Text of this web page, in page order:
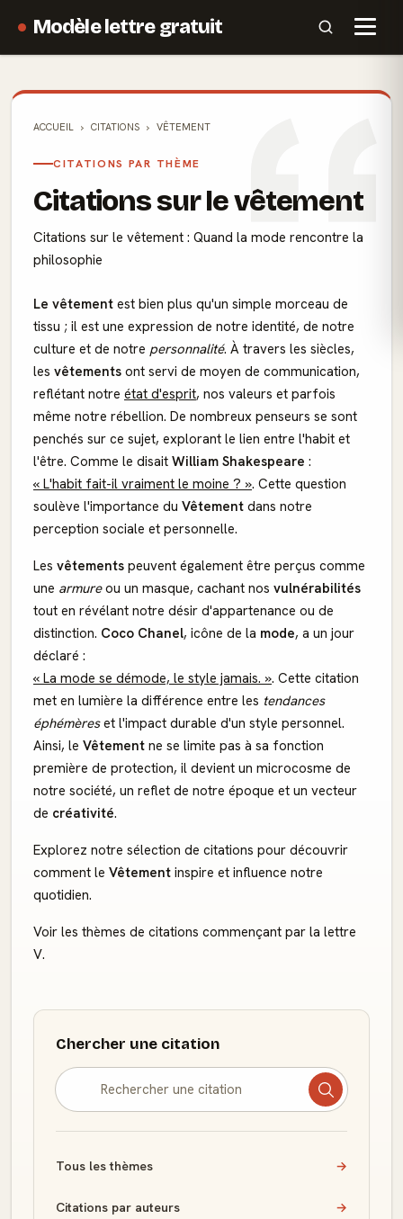
Modèle lettre gratuit
ACCUEIL CITATIONS VÊTEMENT
CITATIONS PAR THÈME
Citations sur le vêtement
Citations sur le vêtement : Quand la mode rencontre la
philosophie
Le vêtement est bien plus qu'un simple morceau de
tissu ; il est une expression de notre identité, de notre
culture et de notre personnalité. À travers les siècles,
les vêtements ont servi de moyen de communication,
reflétant notre état d'esprit, nos valeurs et parfois
même notre rébellion. De nombreux penseurs se sont
penchés sur ce sujet, explorant le lien entre l'habit et
l'être. Comme le disait William Shakespeare :
« L'habit fait-il vraiment le moine ? ». Cette question
soulève l'importance du Vêtement dans notre
perception sociale et personnelle.
Les vêtements peuvent également être perçus comme
une armureou un masque, cachant nos vulnérabilités
tout en révélant notre désir d'appartenance ou de
distinction. Coco Chanel, icône de la mode, a un jour
déclaré :
« La mode se démode, le style jamais. ». Cette citation
met en lumière la différence entre les tendances
éphémèreset l'impact durable d'un style personnel.
Ainsi, le Vêtement ne se limite pas à sa fonction
première de protection, il devient un microcosme de
notre société, un reflet de notre époque et un vecteur
de créativité.
Explorez notre sélection de citations pour découvrir
comment le Vêtement inspire et influence notre
quotidien.
Voir les thèmes de citations commençant par la lettre
V.
Chercher une citation
Tous les thèmes →
Citations par auteurs →